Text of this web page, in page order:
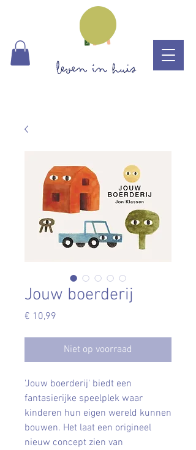
Jouw boerderij
€ 10,99
Niet op voorraad
'Jouw boerderij' biedt een
fantasierijke speelplek waar
kinderen hun eigen wereld kunnen
bouwen. Het laat een origineel
nieuw concept zien van